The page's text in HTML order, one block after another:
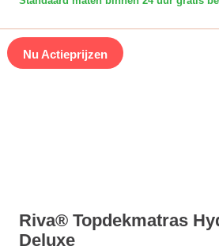
Nu Actieprijzen
Riva® Topdekmatras
Deluxe